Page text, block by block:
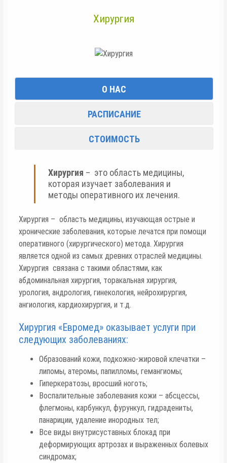
Хирургия
О НАС
РАСПИСАНИЕ
СТОИМОСТЬ
Хирургия – это область медицины,
которая изучает заболевания и
методы оперативного их лечения.
Хирургия – область медицины, изучающая острые и
хронические заболевания, которые лечатся при помощи
оперативного (хирургического) метода. Хирургия
является одной из самых древних отраслей медицины.
Хирургия связана с такими областями, как
абдоминальная хирургия, торакальная хирургия,
урология, андрология, гинекология, нейрохирургия,
ангиология, кардиохирургия, и т.д.
Хирургия «Евромед» оказывает услуги при
следующих заболеваниях:
Образований кожи, подкожно-жировой клечатки –
липомы, атеромы, папилломы, гемангиомы;
Гиперкератозы, вросший ноготь;
Воспалительные заболевания кожи – абсцессы,
флегмоны, карбункул, фурункул, гидрадениты,
панариции, удаление инородных тел;
Все виды внутрисуставных блокад при
деформирующих артрозах и выраженных болевых
синдромах;